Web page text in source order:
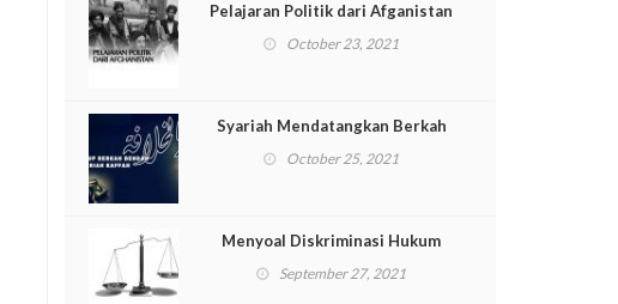
Pelajaran Politik dari Afganistan
October 23, 2021
Syariah Mendatangkan Berkah
October 25, 2021
Menyoal Diskriminasi Hukum
September 27, 2021